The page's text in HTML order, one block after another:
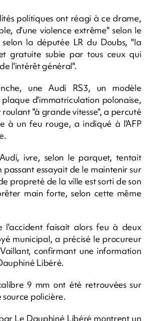
politiques ont réagi à ce drame,
d'une violence extrême" selon le
la députée LR du Doubs, "la
gratuite subie par tous ceux qui
l'intérêt général".
une Audi RS3, un modèle
plaque d'immatriculation polonaise,
"à grande vitesse", a percuté
à un feu rouge, a indiqué à l'AFP
ivre, selon le parquet, tentait
passant essayait de le maintenir sur
propreté de la ville est sorti de son
main forte, selon cette même
l'accident faisait alors feu à deux
municipal, a précisé le procureur
confirmant une information
Libéré.
9 mm ont été retrouvées sur
policière.
Le Dauphiné Libéré montrent un